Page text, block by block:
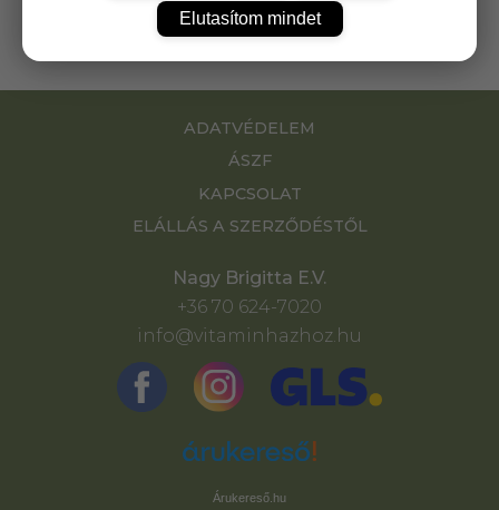
ADATVÉDELEM
ÁSZF
KAPCSOLAT
ELÁLLÁS A SZERZŐDÉSTŐL
Nagy Brigitta E.V.
+36 70 624-7020
info@vitaminhazhoz.hu
Árukereső.hu
Elutasítom mindet